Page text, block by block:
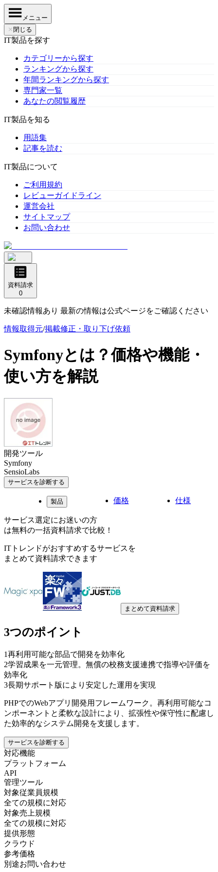
メニュー
✕ 閉じる
IT製品を探す
カテゴリーから探す
ランキングから探す
年間ランキングから探す
専門家一覧
あなたの閲覧履歴
IT製品を知る
用語集
記事を読む
IT製品について
ご利用規約
レビューガイドライン
運営会社
サイトマップ
お問い合わせ
資料請求
0
未確認情報あり 最新の情報は公式ページをご確認ください
情報取得元/掲載修正・取り下げ依頼
Symfonyとは？価格や機能・
使い方を解説
開発ツール
Symfony
SensioLabs
サービスを診断する
製品 価格 仕様
サービス選定にお迷いの方
は無料の一括資料請求で比較！
ITトレンドがおすすめするサービスを
まとめて資料請求できます
まとめて資料請求
3つのポイント
1再利用可能な部品で開発を効率化
2学習成果を一元管理。無償の校務支援連携で指導や評価を
効率化
3長期サポート版により安定した運用を実現
PHPでのWebアプリ開発用フレームワーク。再利用可能なコ
ンポーネントと柔軟な設計により、拡張性や保守性に配慮し
た効率的なシステム開発を支援します。
サービスを診断する
対応機能
プラットフォーム
API
管理ツール
対象従業員規模
全ての規模に対応
対象売上規模
全ての規模に対応
提供形態
クラウド
参考価格
別途お問い合わせ